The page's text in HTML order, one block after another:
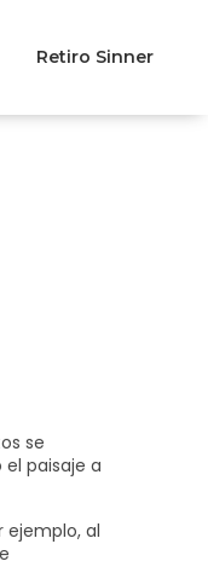
Retiro Sinner
se
paisaje a
ejemplo, al